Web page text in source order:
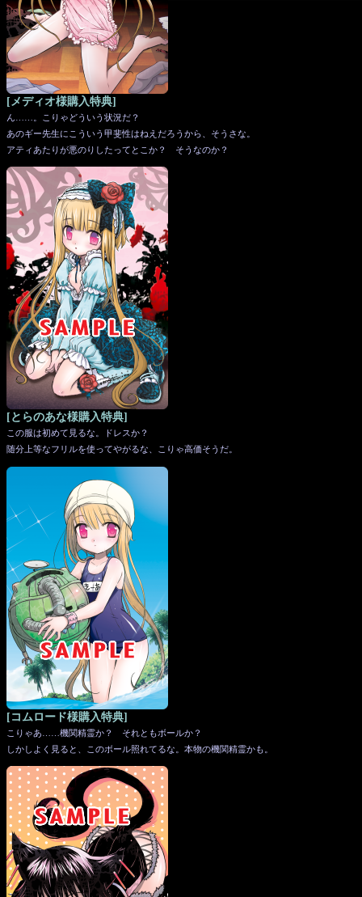
[メディオ様購入特典]
ん……。こりゃどういう状況だ？
あのギー先生にこういう甲斐性はねえだろうから、そうさな。
アティあたりが悪のりしたってとこか？ そうなのか？
[とらのあな様購入特典]
この服は初めて見るな。ドレスか？
随分上等なフリルを使ってやがるな、こりゃ高価そうだ。
[コムロード様購入特典]
こりゃあ……機関精霊か？ それともボールか？
しかしよく見ると、このボール照れてるな。本物の機関精霊かも。